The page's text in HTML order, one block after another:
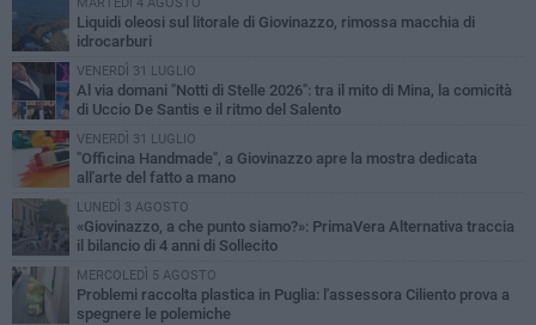
Liquidi oleosi sul litorale di Giovinazzo, rimossa macchia di
idrocarburi
VENERDÌ 31 LUGLIO
Al via domani "Notti di Stelle 2026": tra il mito di Mina, la comicità
di Uccio De Santis e il ritmo del Salento
VENERDÌ 31 LUGLIO
"Officina Handmade", a Giovinazzo apre la mostra dedicata
all'arte del fatto a mano
LUNEDÌ 3 AGOSTO
«Giovinazzo, a che punto siamo?»: PrimaVera Alternativa traccia
il bilancio di 4 anni di Sollecito
MERCOLEDÌ 5 AGOSTO
Problemi raccolta plastica in Puglia: l'assessora Ciliento prova a
spegnere le polemiche